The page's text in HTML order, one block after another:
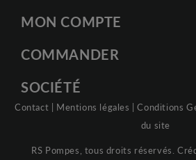
MON COMPTE
COMMANDER
SOCIÉTÉ
Contact | Mentions légales |Conditions
du site
RS Pompes, tous droits réservés.